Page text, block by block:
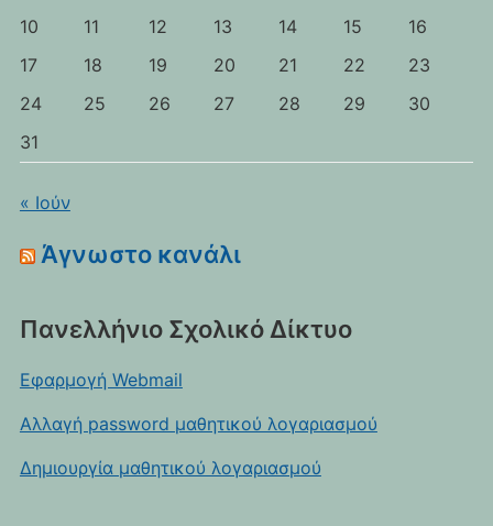
10
11 12 13 14 15
16
17
18 19 20 21 22
23
24
25 26 27 28 29
30
31
« Ιούν
Άγνωστο κανάλι
Πανελλήνιο Σχολικό Δίκτυο
Εφαρμογή Webmail
Αλλαγή password μαθητικού λογαριασμού
Δημιουργία μαθητικού λογαριασμού